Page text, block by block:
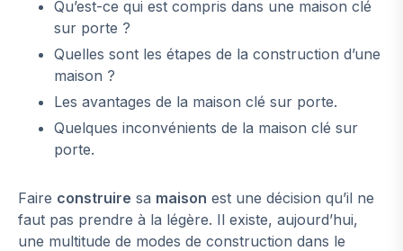
Qu’est-ce qui est compris dans une maison clé
sur porte ?
Quelles sont les étapes de la construction d’une
maison ?
Les avantages de la maison clé sur porte.
Quelques inconvénients de la maison clé sur
porte.
Faire construire sa maison est une décision qu’il ne
faut pas prendre à la légère. Il existe, aujourd’hui,
une multitude de modes de construction dans le